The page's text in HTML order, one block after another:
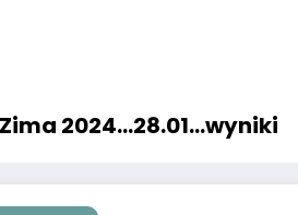
2024…28.01…wyniki